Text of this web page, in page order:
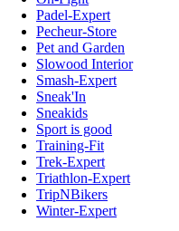
Padel-Expert
Pecheur-Store
Pet and Garden
Slowood Interior
Smash-Expert
Sneak'In
Sneakids
Sport is good
Training-Fit
Trek-Expert
Triathlon-Expert
TripNBikers
Winter-Expert